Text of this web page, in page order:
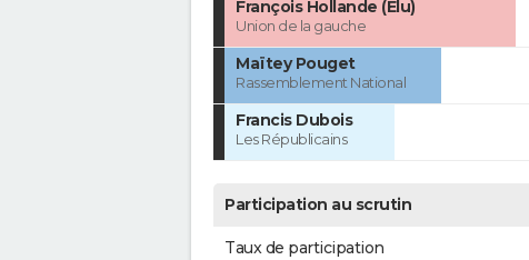
François Hollande (Élu)
Union de la gauche
Maïtey Pouget
Rassemblement National
Francis Dubois
Les Républicains
Participation au scrutin
Taux de participation